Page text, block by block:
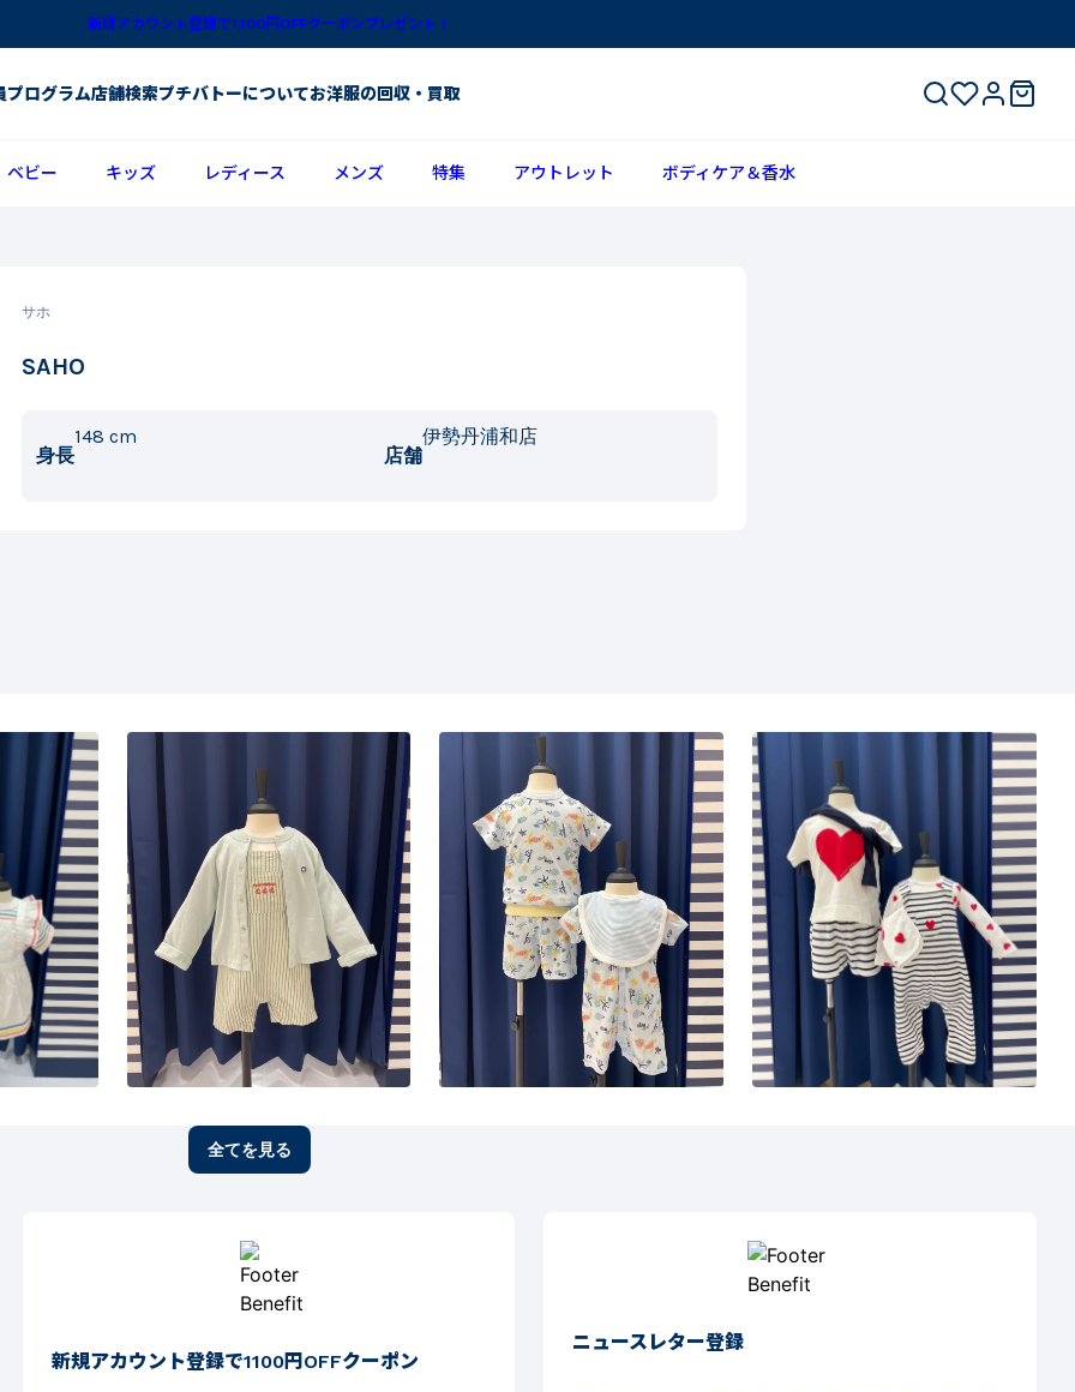
新規アカウント登録で1,100円OFFクーポンプレゼント！
プログラム店舗検索プチバトーについてお洋服の回収・買取
ベビー キッズ レディース メンズ 特集 アウトレット ボディケア＆香水
サホ
SAHO
身長
148 cm
店舗
伊勢丹浦和店
全てを見る
新規アカウント登録で1100円OFFクーポン
ニュースレター登録